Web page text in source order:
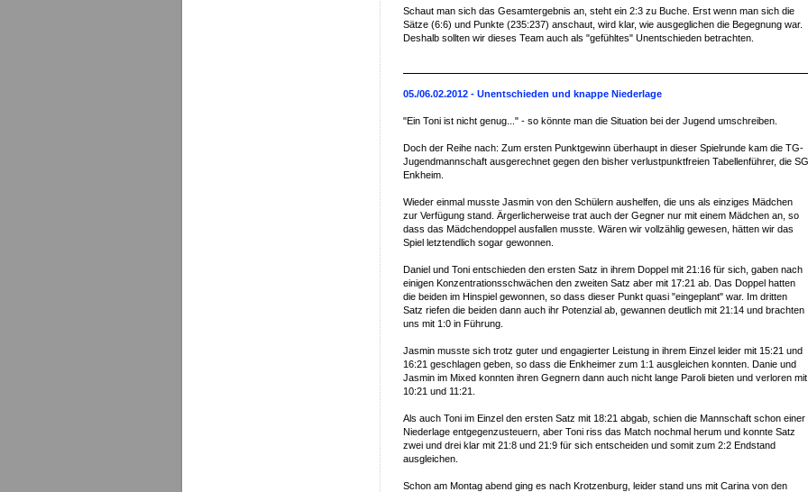
Schaut man sich das Gesamtergebnis an, steht ein 2:3 zu Buche. Erst wenn man sich die
Sätze (6:6) und Punkte (235:237) anschaut, wird klar, wie ausgeglichen die Begegnung war.
Deshalb sollten wir dieses Team auch als "gefühltes" Unentschieden betrachten.
05./06.02.2012 - Unentschieden und knappe Niederlage
"Ein Toni ist nicht genug..." - so könnte man die Situation bei der Jugend umschreiben.
Doch der Reihe nach: Zum ersten Punktgewinn überhaupt in dieser Spielrunde kam die TG-
Jugendmannschaft ausgerechnet gegen den bisher verlustpunktfreien Tabellenführer, die SG
Enkheim.
Wieder einmal musste Jasmin von den Schülern aushelfen, die uns als einziges Mädchen
zur Verfügung stand. Ärgerlicherweise trat auch der Gegner nur mit einem Mädchen an, so
dass das Mädchendoppel ausfallen musste. Wären wir vollzählig gewesen, hätten wir das
Spiel letztendlich sogar gewonnen.
Daniel und Toni entschieden den ersten Satz in ihrem Doppel mit 21:16 für sich, gaben nach
einigen Konzentrationsschwächen den zweiten Satz aber mit 17:21 ab. Das Doppel hatten
die beiden im Hinspiel gewonnen, so dass dieser Punkt quasi "eingeplant" war. Im dritten
Satz riefen die beiden dann auch ihr Potenzial ab, gewannen deutlich mit 21:14 und brachten
uns mit 1:0 in Führung.
Jasmin musste sich trotz guter und engagierter Leistung in ihrem Einzel leider mit 15:21 und
16:21 geschlagen geben, so dass die Enkheimer zum 1:1 ausgleichen konnten. Danie und
Jasmin im Mixed konnten ihren Gegnern dann auch nicht lange Paroli bieten und verloren mit
10:21 und 11:21.
Als auch Toni im Einzel den ersten Satz mit 18:21 abgab, schien die Mannschaft schon einer
Niederlage entgegenzusteuern, aber Toni riss das Match nochmal herum und konnte Satz
zwei und drei klar mit 21:8 und 21:9 für sich entscheiden und somit zum 2:2 Endstand
ausgleichen.
Schon am Montag abend ging es nach Krotzenburg, leider stand uns mit Carina von den